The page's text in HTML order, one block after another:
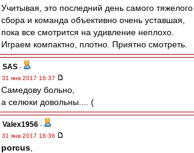
Учитывая, это последний день самого тяжелого
сбора и команда объективно очень уставшая,
пока все смотрится на удивление неплохо.
Играем компактно, плотно. Приятно смотреть.
SAS -
31 янв 2017 16:37
Самедову больно,
а селюки довольны.... (
Valex1956 -
31 янв 2017 16:36
porcus